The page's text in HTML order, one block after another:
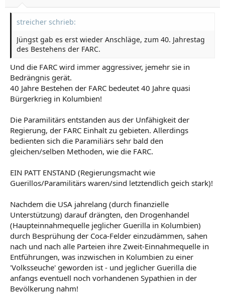
streicher schrieb:
Jüngst gab es erst wieder Anschläge, zum 40. Jahrestag
des Bestehens der FARC.
Und die FARC wird immer aggressiver, jemehr sie in
Bedrängnis gerät.
40 Jahre Bestehen der FARC bedeutet 40 Jahre quasi
Bürgerkrieg in Kolumbien!
Die Paramilitärs entstanden aus der Unfähigkeit der
Regierung, der FARC Einhalt zu gebieten. Allerdings
bedienten sich die Paramiliärs sehr bald den
gleichen/selben Methoden, wie die FARC.
EIN PATT ENSTAND (Regierungsmacht wie
Guerillos/Paramilitärs waren/sind letztendlich geich stark)!
Nachdem die USA jahrelang (durch finanzielle
Unterstützung) darauf drängten, den Drogenhandel
(Haupteinnahmequelle jeglicher Guerilla in Kolumbien)
durch Besprühung der Coca-Felder einzudämmen, sahen
nach und nach alle Parteien ihre Zweit-Einnahmequelle in
Entführungen, was inzwischen in Kolumbien zu einer
'Volksseuche' geworden ist - und jeglicher Guerilla die
anfangs eventuell noch vorhandenen Sypathien in der
Bevölkerung nahm!